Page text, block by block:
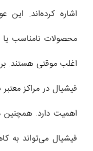
اشاره کرده‌اند. این
محصولات نامناسب
اغلب موقتی هستند.
فیشیال در مراکز معتبر
اهمیت دارد.
فیشیال می‌تواند به